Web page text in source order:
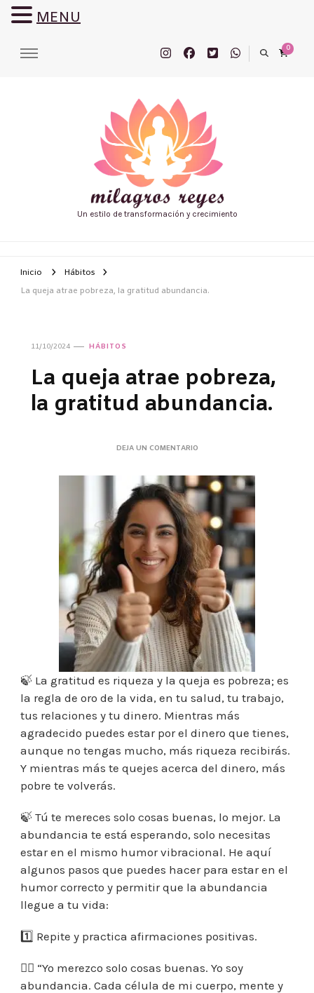
0
Un estilo de transformación y crecimiento
Inicio
Hábitos
La queja atrae pobreza, la gratitud abundancia.
11/10/2024 HÁBITOS
La queja atrae pobreza,
la gratitud abundancia.
DEJA UN COMENTARIOEN
ATRAE
POBREZA,
GRATITUD
ABUNDANCIA.
🍃 La gratitud es riqueza y la queja es pobreza; es
la regla de oro de la vida, en tu salud, tu trabajo,
tus relaciones y tu dinero. Mientras más
agradecido puedes estar por el dinero que tienes,
aunque no tengas mucho, más riqueza recibirás.
Y mientras más te quejes acerca del dinero, más
pobre te volverás.
🍃 Tú te mereces solo cosas buenas, lo mejor. La
abundancia te está esperando, solo necesitas
estar en el mismo humor vibracional. He aquí
algunos pasos que puedes hacer para estar en el
humor correcto y permitir que la abundancia
llegue a tu vida:
1️⃣ Repite y practica afirmaciones positivas.
👉🏼 “Yo merezco solo cosas buenas. Yo soy
abundancia. Cada célula de mi cuerpo, mente y
MENU